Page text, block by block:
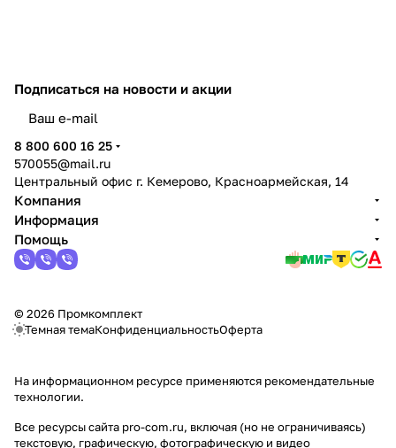
Подписаться на новости и акции
8 800 600 16 25
570055@mail.ru
Центральный офис г. Кемерово, Красноармейская, 14
Компания
Информация
Помощь
© 2026 Промкомплект
Темная темаКонфиденциальностьОферта
На информационном ресурсе применяются рекомендательные
технологии.
Все ресурсы сайта pro-com.ru, включая (но не ограничиваясь)
текстовую, графическую, фотографическую и видео